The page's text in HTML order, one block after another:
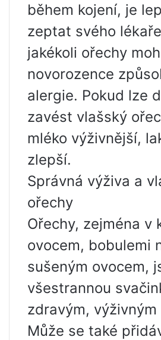
během kojení, je
zeptat svého
jakékoli ořechy
novorozence
alergie. Pokud lze
zavést vlašský
mléko výživnější,
zlepší.
Správná výživa a
ořechy
Ořechy, zejména v
ovocem, bobulemi
sušeným ovocem,
všestrannou
zdravým, výživným
Může se také